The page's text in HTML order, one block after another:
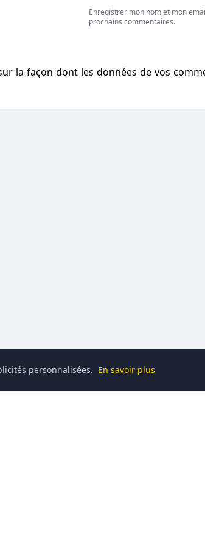
Enregistrer mon nom et mon
prochains commentaires.
la façon dont les données de vos
personnalisées. En savoir plus